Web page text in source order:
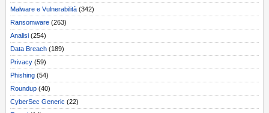
Malware e Vulnerabilità (342)
Ransomware (263)
Analisi (254)
Data Breach (189)
Privacy (59)
Phishing (54)
Roundup (40)
CyberSec Generic (22)